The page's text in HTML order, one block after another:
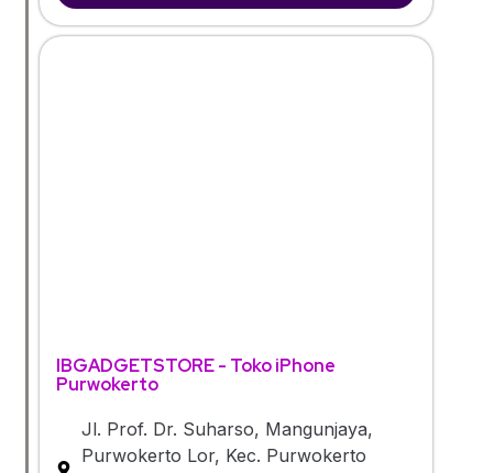
IBGADGETSTORE - Toko iPhone
Purwokerto
Jl. Prof. Dr. Suharso, Mangunjaya,
Purwokerto Lor, Kec. Purwokerto